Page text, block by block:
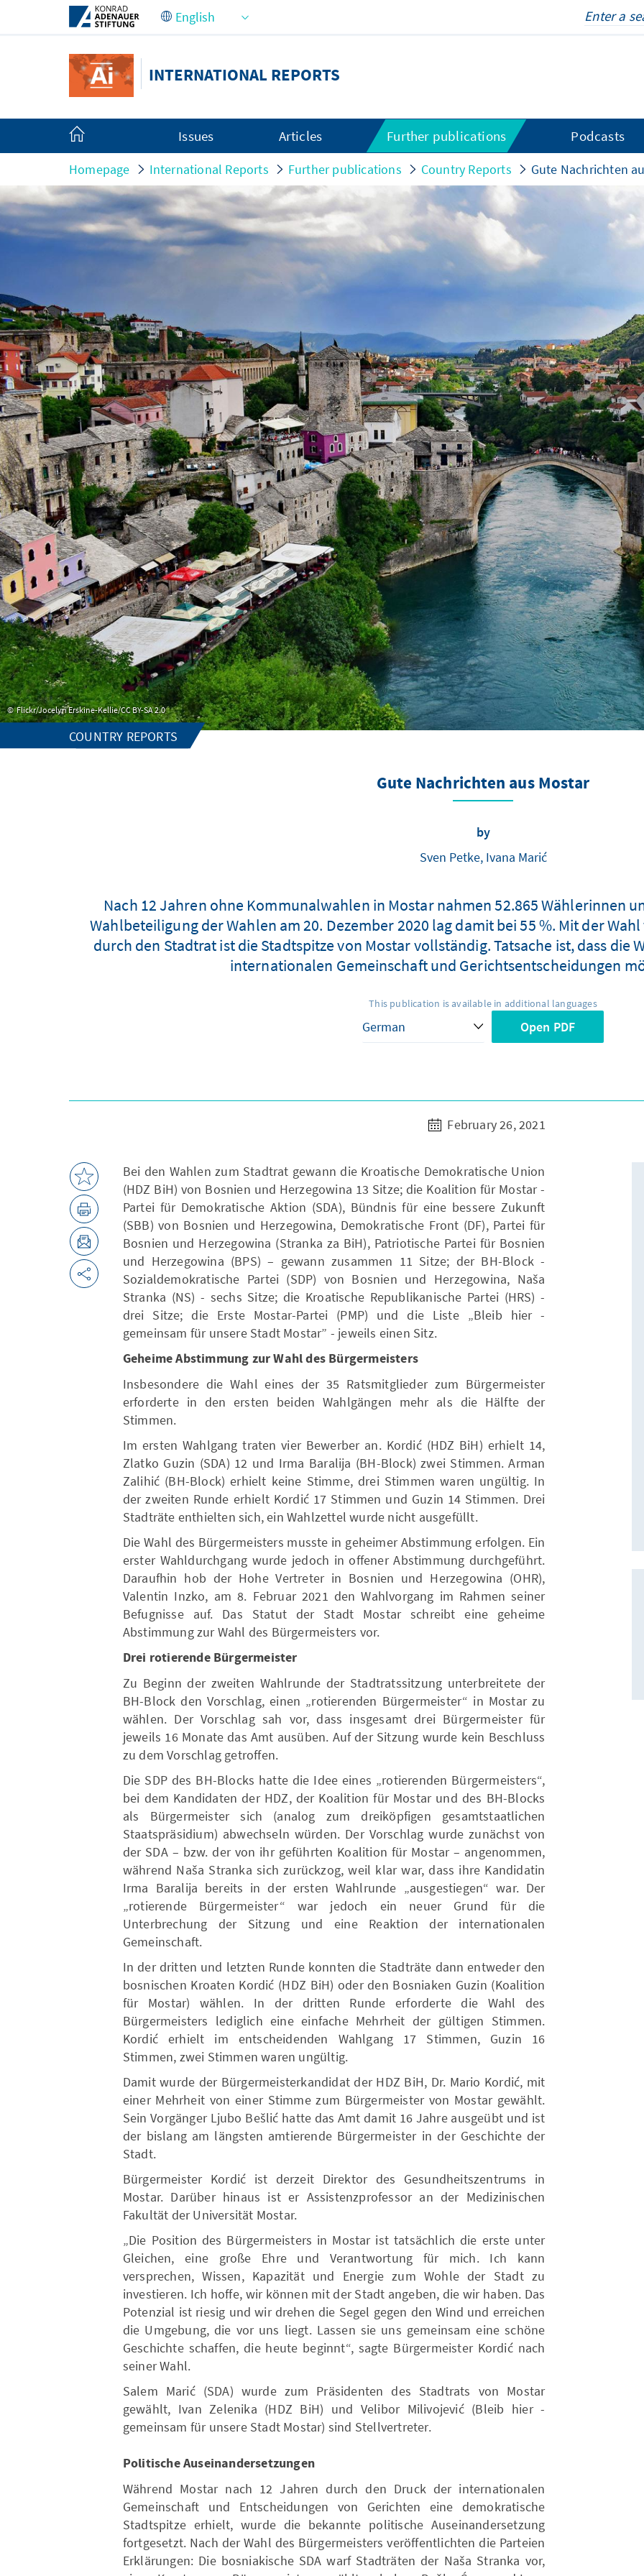
Skip to Main Content
INTERNATIONAL REPORTS
Issues Articles Further publications Podcasts
Homepage International Reports Further publications Country Reports Gute Nachrichten
Flickr/Jocelyn Erskine-Kellie/CC BY-SA 2.0
COUNTRY REPORTS
Gute Nachrichten aus Mostar
by
Sven Petke, Ivana Marić
Nach 12 Jahren ohne Kommunalwahlen in Mostar nahmen 52.865 Wählerinnen
Wahlbeteiligung der Wahlen am 20. Dezember 2020 lag damit bei 55 %. Mit der
durch den Stadtrat ist die Stadtspitze von Mostar vollständig. Tatsache ist, dass die
internationalen Gemeinschaft und Gerichtsentscheidungen
This publication is available in additional languages
Open PDF
February 26, 2021
Bei den Wahlen zum Stadtrat gewann die Kroatische Demokratische Union
(HDZ BiH) von Bosnien und Herzegowina 13 Sitze; die Koalition für Mostar -
Partei für Demokratische Aktion (SDA), Bündnis für eine bessere Zukunft
(SBB) von Bosnien und Herzegowina, Demokratische Front (DF), Partei für
Bosnien und Herzegowina (Stranka za BiH), Patriotische Partei für Bosnien
und Herzegowina (BPS) – gewann zusammen 11 Sitze; der BH-Block -
Sozialdemokratische Partei (SDP) von Bosnien und Herzegowina, Naša
Stranka (NS) - sechs Sitze; die Kroatische Republikanische Partei (HRS) -
drei Sitze; die Erste Mostar-Partei (PMP) und die Liste „Bleib hier -
gemeinsam für unsere Stadt Mostar” - jeweils einen Sitz.
Geheime Abstimmung zur Wahl des Bürgermeisters
Insbesondere die Wahl eines der 35 Ratsmitglieder zum Bürgermeister
erforderte in den ersten beiden Wahlgängen mehr als die Hälfte der
Stimmen.
Im ersten Wahlgang traten vier Bewerber an. Kordić (HDZ BiH) erhielt 14,
Zlatko Guzin (SDA) 12 und Irma Baralija (BH-Block) zwei Stimmen. Arman
Zalihić (BH-Block) erhielt keine Stimme, drei Stimmen waren ungültig. In
der zweiten Runde erhielt Kordić 17 Stimmen und Guzin 14 Stimmen. Drei
Stadträte enthielten sich, ein Wahlzettel wurde nicht ausgefüllt.
Die Wahl des Bürgermeisters musste in geheimer Abstimmung erfolgen. Ein
erster Wahldurchgang wurde jedoch in offener Abstimmung durchgeführt.
Daraufhin hob der Hohe Vertreter in Bosnien und Herzegowina (OHR),
Valentin Inzko, am 8. Februar 2021 den Wahlvorgang im Rahmen seiner
Befugnisse auf. Das Statut der Stadt Mostar schreibt eine geheime
Abstimmung zur Wahl des Bürgermeisters vor.
Drei rotierende Bürgermeister
Zu Beginn der zweiten Wahlrunde der Stadtratssitzung unterbreitete der
BH-Block den Vorschlag, einen „rotierenden Bürgermeister“ in Mostar zu
wählen. Der Vorschlag sah vor, dass insgesamt drei Bürgermeister für
jeweils 16 Monate das Amt ausüben. Auf der Sitzung wurde kein Beschluss
zu dem Vorschlag getroffen.
Die SDP des BH-Blocks hatte die Idee eines „rotierenden Bürgermeisters“,
bei dem Kandidaten der HDZ, der Koalition für Mostar und des BH-Blocks
als Bürgermeister sich (analog zum dreiköpfigen gesamtstaatlichen
Staatspräsidium) abwechseln würden. Der Vorschlag wurde zunächst von
der SDA – bzw. der von ihr geführten Koalition für Mostar – angenommen,
während Naša Stranka sich zurückzog, weil klar war, dass ihre Kandidatin
Irma Baralija bereits in der ersten Wahlrunde „ausgestiegen“ war. Der
„rotierende Bürgermeister“ war jedoch ein neuer Grund für die
Unterbrechung der Sitzung und eine Reaktion der internationalen
Gemeinschaft.
In der dritten und letzten Runde konnten die Stadträte dann entweder den
bosnischen Kroaten Kordić (HDZ BiH) oder den Bosniaken Guzin (Koalition
für Mostar) wählen. In der dritten Runde erforderte die Wahl des
Bürgermeisters lediglich eine einfache Mehrheit der gültigen Stimmen.
Kordić erhielt im entscheidenden Wahlgang 17 Stimmen, Guzin 16
Stimmen, zwei Stimmen waren ungültig.
Damit wurde der Bürgermeisterkandidat der HDZ BiH, Dr. Mario Kordić, mit
einer Mehrheit von einer Stimme zum Bürgermeister von Mostar gewählt.
Sein Vorgänger Ljubo Bešlić hatte das Amt damit 16 Jahre ausgeübt und ist
der bislang am längsten amtierende Bürgermeister in der Geschichte der
Stadt.
Bürgermeister Kordić ist derzeit Direktor des Gesundheitszentrums in
Mostar. Darüber hinaus ist er Assistenzprofessor an der Medizinischen
Fakultät der Universität Mostar.
„Die Position des Bürgermeisters in Mostar ist tatsächlich die erste unter
Gleichen, eine große Ehre und Verantwortung für mich. Ich kann
versprechen, Wissen, Kapazität und Energie zum Wohle der Stadt zu
investieren. Ich hoffe, wir können mit der Stadt angeben, die wir haben. Das
Potenzial ist riesig und wir drehen die Segel gegen den Wind und erreichen
die Umgebung, die vor uns liegt. Lassen sie uns gemeinsam eine schöne
Geschichte schaffen, die heute beginnt“, sagte Bürgermeister Kordić nach
seiner Wahl.
Salem Marić (SDA) wurde zum Präsidenten des Stadtrats von Mostar
gewählt, Ivan Zelenika (HDZ BiH) und Velibor Milivojević (Bleib hier -
gemeinsam für unsere Stadt Mostar) sind Stellvertreter.
Politische Auseinandersetzungen
Während Mostar nach 12 Jahren durch den Druck der internationalen
Gemeinschaft und Entscheidungen von Gerichten eine demokratische
Stadtspitze erhielt, wurde die bekannte politische Auseinandersetzung
fortgesetzt. Nach der Wahl des Bürgermeisters veröffentlichten die Parteien
Erklärungen: Die bosniakische SDA warf Stadträten der Naša Stranka vor,